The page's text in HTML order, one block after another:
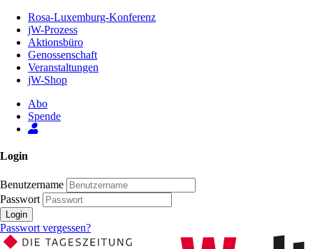
Inhalt
Seite
Rosa-Luxemburg-Konferenz
jW-Prozess
Aktionsbüro
Genossenschaft
Veranstaltungen
jW-Shop
Abo
Spende
Login
Benutzername
Passwort
Login
Passwort vergessen?